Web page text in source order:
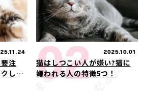
注
した
2025.10.01
猫はしつこい人が嫌い?猫に
嫌われる人の特徴5つ！
02